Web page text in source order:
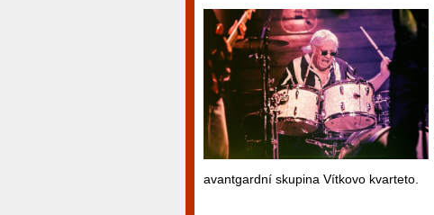
avantgardní skupina Vítkovo kvarteto.